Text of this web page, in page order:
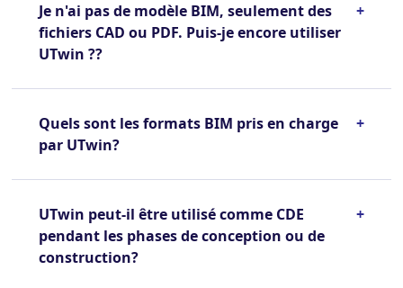
Je n'ai pas de modèle BIM, seulement des
fichiers CAD ou PDF. Puis-je encore utiliser
UTwin ??
+
Quels sont les formats BIM pris en charge
par UTwin?
+
UTwin peut-il être utilisé comme CDE
pendant les phases de conception ou de
construction?
+